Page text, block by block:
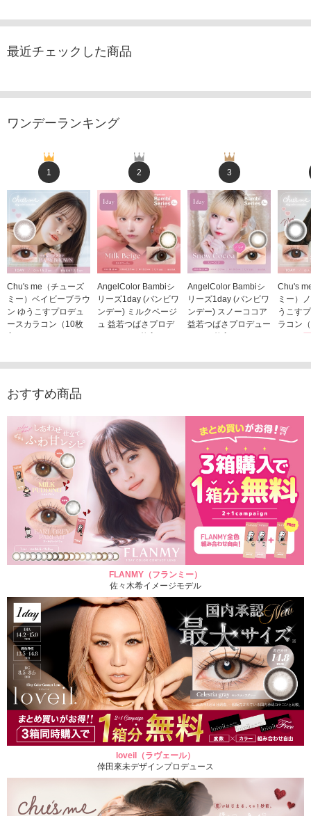
最近チェックした商品
ワンデーランキング
1
Chu's me（チューズ
ミー）ベイビーブラウ
ン ゆうこすプロデュ
ースカラコン（10枚
2
AngelColor Bambiシ
リーズ1day (バンビワ
ンデー) ミルクベージ
ュ 益若つばさプロデ
3
AngelColor Bambiシ
リーズ1day (バンビワ
ンデー) スノーココア
益若つばさプロデュー
Chu's
ミー）
うこす
ラコン
おすすめ商品
FLANMY（フランミー）
佐々木希イメージモデル
loveil（ラヴェール）
倖田來未デザインプロデュース